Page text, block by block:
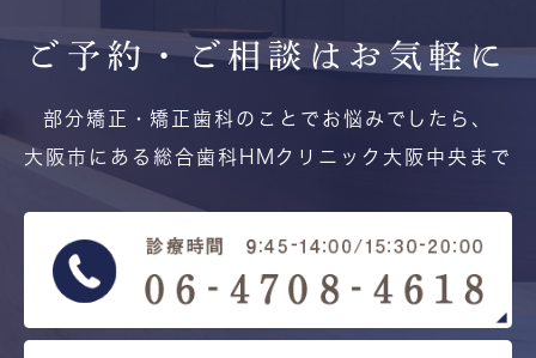
ご予約・ご相談は お気軽に
部分矯正・矯正歯科のことでお悩みでしたら、
大阪市にある総合歯科HMクリニック大阪中央まで